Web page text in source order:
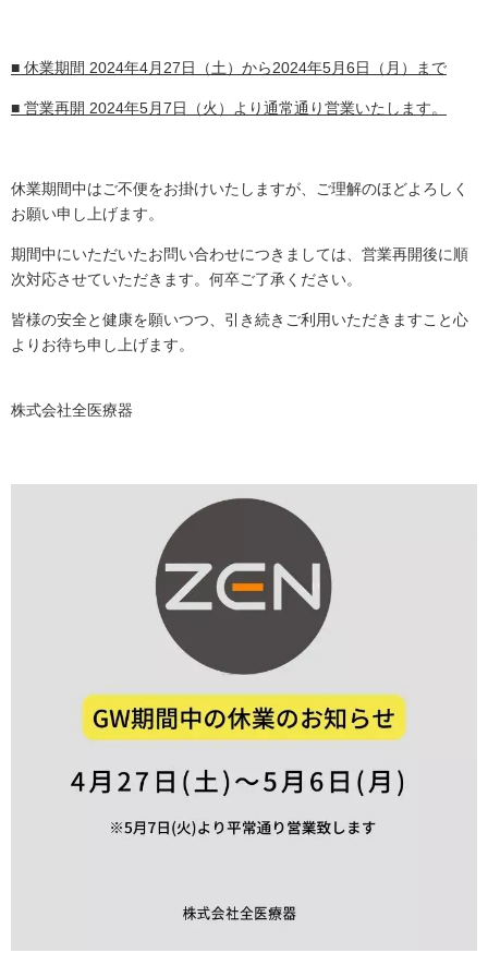
■ 休業期間 2024年4月27日（土）から2024年5月6日（月）まで
■ 営業再開 2024年5月7日（火）より通常通り営業いたします。
休業期間中はご不便をお掛けいたしますが、ご理解のほどよろしく
お願い申し上げます。
期間中にいただいたお問い合わせにつきましては、営業再開後に順
次対応させていただきます。何卒ご了承ください。
皆様の安全と健康を願いつつ、引き続きご利用いただきますこと心
よりお待ち申し上げます。
株式会社全医療器